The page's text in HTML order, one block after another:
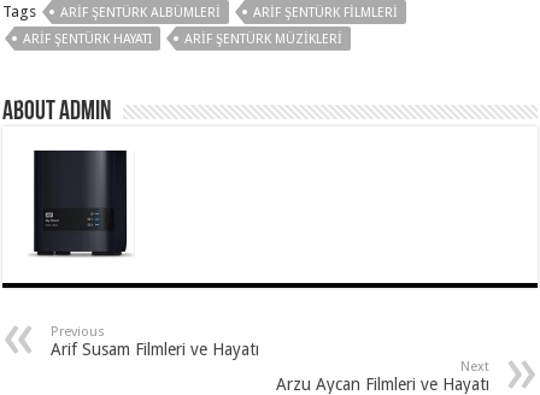
Tags ARIF ŞENTÜRK ALBÜMLERI
ARIF ŞENTÜRK FILMLERI
ARIF ŞENTÜRK HAYATI
ARIF ŞENTÜRK MÜZIKLERI
About Admin
Previous
Arif Susam Filmleri ve Hayatı
Next
Arzu Aycan Filmleri ve Hayatı